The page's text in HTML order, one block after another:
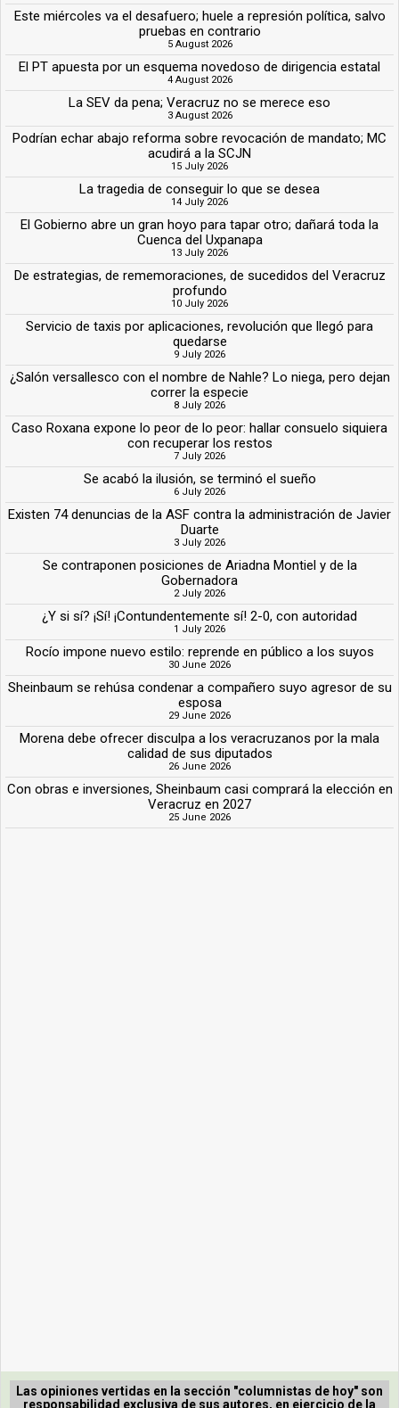
Este miércoles va el desafuero; huele a represión política, salvo
pruebas en contrario
5 August 2026
El PT apuesta por un esquema novedoso de dirigencia estatal
4 August 2026
La SEV da pena; Veracruz no se merece eso
3 August 2026
Podrían echar abajo reforma sobre revocación de mandato; MC
acudirá a la SCJN
15 July 2026
La tragedia de conseguir lo que se desea
14 July 2026
El Gobierno abre un gran hoyo para tapar otro; dañará toda la
Cuenca del Uxpanapa
13 July 2026
De estrategias, de rememoraciones, de sucedidos del Veracruz
profundo
10 July 2026
Servicio de taxis por aplicaciones, revolución que llegó para
quedarse
9 July 2026
¿Salón versallesco con el nombre de Nahle? Lo niega, pero dejan
correr la especie
8 July 2026
Caso Roxana expone lo peor de lo peor: hallar consuelo siquiera
con recuperar los restos
7 July 2026
Se acabó la ilusión, se terminó el sueño
6 July 2026
Existen 74 denuncias de la ASF contra la administración de Javier
Duarte
3 July 2026
Se contraponen posiciones de Ariadna Montiel y de la
Gobernadora
2 July 2026
¿Y si sí? ¡Sí! ¡Contundentemente sí! 2-0, con autoridad
1 July 2026
Rocío impone nuevo estilo: reprende en público a los suyos
30 June 2026
Sheinbaum se rehúsa condenar a compañero suyo agresor de su
esposa
29 June 2026
Morena debe ofrecer disculpa a los veracruzanos por la mala
calidad de sus diputados
26 June 2026
Con obras e inversiones, Sheinbaum casi comprará la elección en
Veracruz en 2027
25 June 2026
Las opiniones vertidas en la sección "columnistas de hoy" son
responsabilidad exclusiva de sus autores, en ejercicio de la